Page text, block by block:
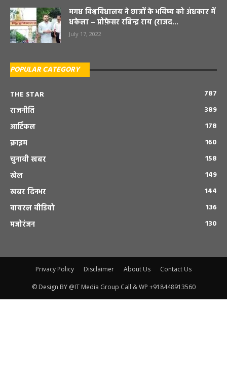
मगध विश्वविधालय ने छात्रों के भविष्य को अंधकार में
धकेला – प्रोफ़ेसर रबिन्द्र राय (राजद...
July 17, 2022
POPULAR CATEGORY
THE STAR
787
राजनीति
389
आर्टिकल
178
क्राइम
160
चुनावी खबर
158
खेल
149
खबर दिनभर
144
वायरल वीडियो
136
मजोरंजन
130
Privacy Policy Disclaimer About Us Contact Us
© Design BY @IT Media Group Call & WP +918448913560